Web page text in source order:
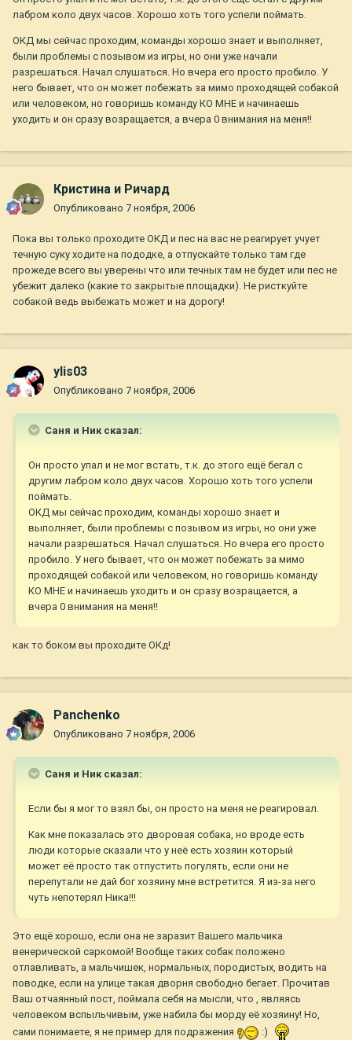
лабром коло двух часов. Хорошо хоть того успели поймать.
ОКД мы сейчас проходим, команды хорошо знает и выполняет,
были проблемы с позывом из игры, но они уже начали
разрешаться. Начал слушаться. Но вчера его просто пробило. У
него бывает, что он может побежать за мимо проходящей собакой
или человеком, но говоришь команду КО МНЕ и начинаешь
уходить и он сразу возращается, а вчера 0 внимания на меня!!
Кристина и Ричард
Опубликовано 7 ноября, 2006
Пока вы только проходите ОКД и пес на вас не реагирует учует
течную суку ходите на пододке, а отпускайте только там где
прожеде всего вы уверены что или течных там не будет или пес не
убежит далеко (какие то закрытые площадки). Не ристкуйте
собакой ведь выбежать может и на дорогу!
ylis03
Опубликовано 7 ноября, 2006
Саня и Ник сказал:
Он просто упал и не мог встать, т.к. до этого ещё бегал с
другим лабром коло двух часов. Хорошо хоть того успели
поймать.
ОКД мы сейчас проходим, команды хорошо знает и
выполняет, были проблемы с позывом из игры, но они уже
начали разрешаться. Начал слушаться. Но вчера его просто
пробило. У него бывает, что он может побежать за мимо
проходящей собакой или человеком, но говоришь команду
КО МНЕ и начинаешь уходить и он сразу возращается, а
вчера 0 внимания на меня!!
как то боком вы проходите ОКд!
Panchenko
Опубликовано 7 ноября, 2006
Саня и Ник сказал:
Если бы я мог то взял бы, он просто на меня не реагировал.
Как мне показалась это дворовая собака, но вроде есть
люди которые сказали что у неё есть хозяин который
может её просто так отпустить погулять, если они не
перепутали не дай бог хозяину мне встретится. Я из-за него
чуть непотерял Ника!!!
Это ещё хорошо, если она не заразит Вашего мальчика
венерической саркомой! Вообще таких собак положено
отлавливать, а мальчишек, нормальных, породистых, водить на
поводке, если на улице такая дворня свободно бегает. Прочитав
Ваш отчаянный пост, поймала себя на мысли, что , являясь
человеком вспыльчивым, уже набила бы морду её хозяину! Но,
сами понимаете, я не пример для подражения
:)